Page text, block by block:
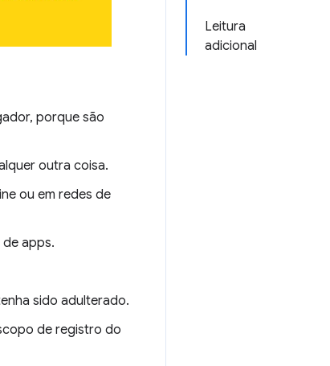
Leitura
adicional
porque são
outra coisa.
ou em redes de
apps.
sido adulterado.
de registro do